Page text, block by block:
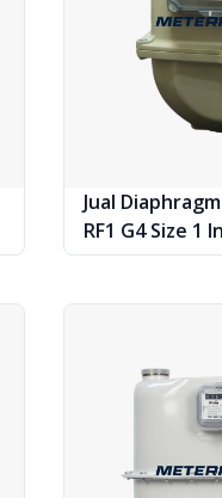
Jual
RF1 G4 Size 1